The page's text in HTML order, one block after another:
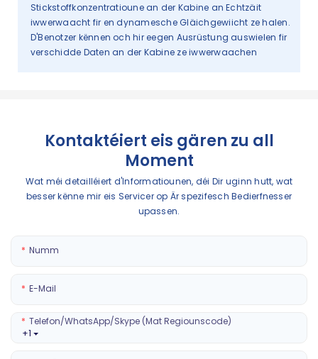
Stickstoffkonzentratioune an der Kabine an Echtzäit
iwwerwaacht fir en dynamesche Gläichgewiicht ze halen.
D'Benotzer kënnen och hir eegen Ausrüstung auswielen fir
verschidde Daten an der Kabine ze iwwerwaachen
Kontaktéiert eis gären zu all
Moment
Wat méi detailléiert d'Informatiounen, déi Dir uginn hutt, wat
besser kënne mir eis Servicer op Är spezifesch Bedierfnesser
upassen.
Numm
E-Mail
+1
Telefon/WhatsApp/Skype (mat Regiounscode)